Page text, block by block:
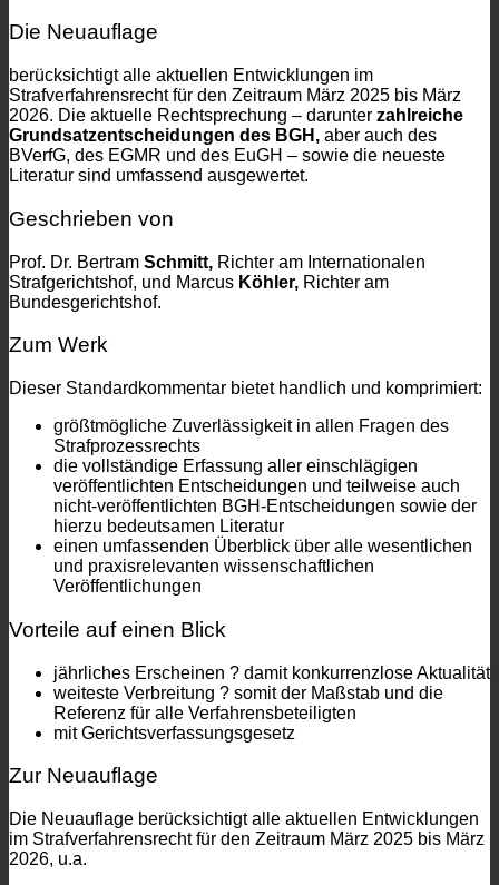
Die Neuauflage
berücksichtigt alle aktuellen Entwicklungen im
Strafverfahrensrecht für den Zeitraum März 2025 bis März
2026. Die aktuelle Rechtsprechung – darunter zahlreiche
Grundsatzentscheidungen des BGH, aber auch des
BVerfG, des EGMR und des EuGH – sowie die neueste
Literatur sind umfassend ausgewertet.
Geschrieben von
Prof. Dr. Bertram Schmitt, Richter am Internationalen
Strafgerichtshof, und Marcus Köhler, Richter am
Bundesgerichtshof.
Zum Werk
Dieser Standardkommentar bietet handlich und komprimiert:
größtmögliche Zuverlässigkeit in allen Fragen des
Strafprozessrechts
die vollständige Erfassung aller einschlägigen
veröffentlichten Entscheidungen und teilweise auch
nicht-veröffentlichten BGH-Entscheidungen sowie der
hierzu bedeutsamen Literatur
einen umfassenden Überblick über alle wesentlichen
und praxisrelevanten wissenschaftlichen
Veröffentlichungen
Vorteile auf einen Blick
jährliches Erscheinen ? damit konkurrenzlose Aktualität
weiteste Verbreitung ? somit der Maßstab und die
Referenz für alle Verfahrensbeteiligten
mit Gerichtsverfassungsgesetz
Zur Neuauflage
Die Neuauflage berücksichtigt alle aktuellen Entwicklungen
im Strafverfahrensrecht für den Zeitraum März 2025 bis März
2026, u.a.